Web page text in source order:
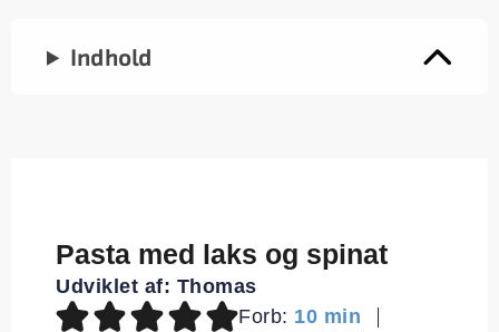
Indhold
Pasta med laks og spinat
Udviklet af: Thomas
Forb: 10minutter
min